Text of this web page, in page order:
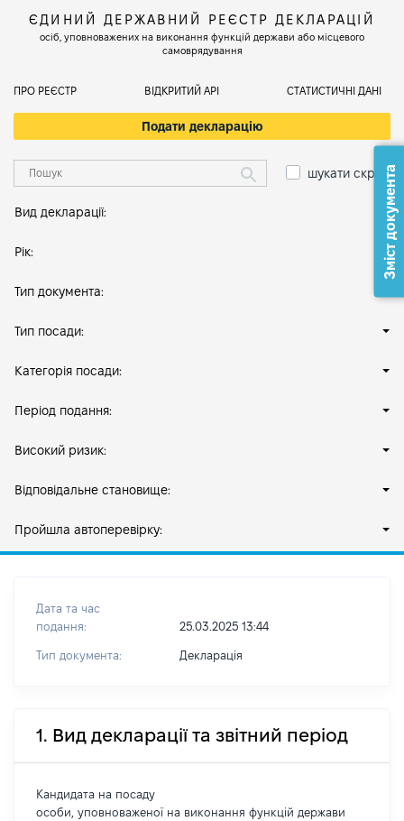
ЄДИНИЙ ДЕРЖАВНИЙ РЕЄСТР ДЕКЛАРАЦІЙ
осіб, уповноважених на виконання функцій держави або місцевого
самоврядування
ПРО РЕЄСТР ВІДКРИТИЙ АРІ СТАТИСТИЧНІ ДАНІ
Подати декларацію
шукати скрізь
Вид декларації:
Рік:
Тип документа:
Тип посади:
Категорія посади:
Період подання:
Високий ризик:
Відповідальне становище:
Пройшла автоперевірку:
Дата та час
подання:
25.03.2025 13:44
Тип документа: Декларація
1. Вид декларації та звітний період
Кандидата на посаду
особи, уповноваженої на виконання функцій держави
Зміст документа